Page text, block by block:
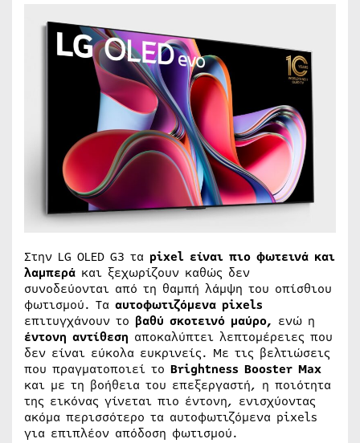
Στην LG OLED G3 τα pixel είναι πιο φωτεινά και
λαμπερά και ξεχωρίζουν καθώς δεν
συνοδεύονται από τη θαμπή λάμψη του οπίσθιου
φωτισμού. Τα αυτοφωτιζόμενα pixels
επιτυγχάνουν το βαθύ σκοτεινό μαύρο, ενώ η
έντονη αντίθεση αποκαλύπτει λεπτομέρειες που
δεν είναι εύκολα ευκρινείς. Με τις βελτιώσεις
που πραγματοποιεί το Brightness Booster Max
και με τη βοήθεια του επεξεργαστή, η ποιότητα
της εικόνας γίνεται πιο έντονη, ενισχύοντας
ακόμα περισσότερο τα αυτοφωτιζόμενα pixels
για επιπλέον απόδοση φωτισμού.